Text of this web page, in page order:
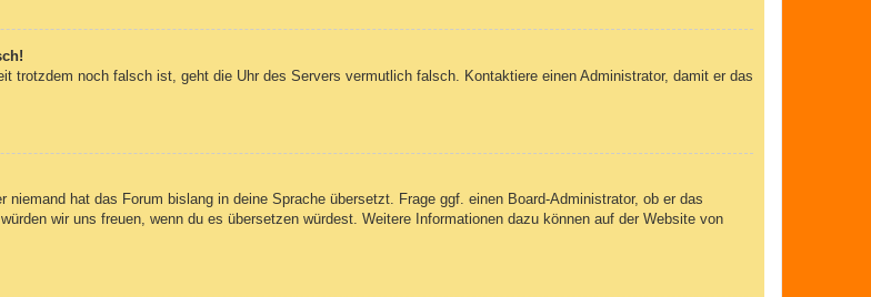
trotzdem noch falsch ist, geht die Uhr des Servers vermutlich falsch. Kontaktiere einen Administrator, damit er das
hat das Forum bislang in deine Sprache übersetzt. Frage ggf. einen Board-Administrator, ob er das
wir uns freuen, wenn du es übersetzen würdest. Weitere Informationen dazu können auf der Website von